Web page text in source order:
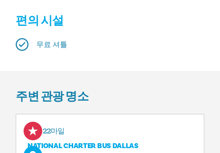
편의 시설
무료 셔틀
주변 관광 명소
0.22마일
NATIONAL CHARTER BUS DALLAS